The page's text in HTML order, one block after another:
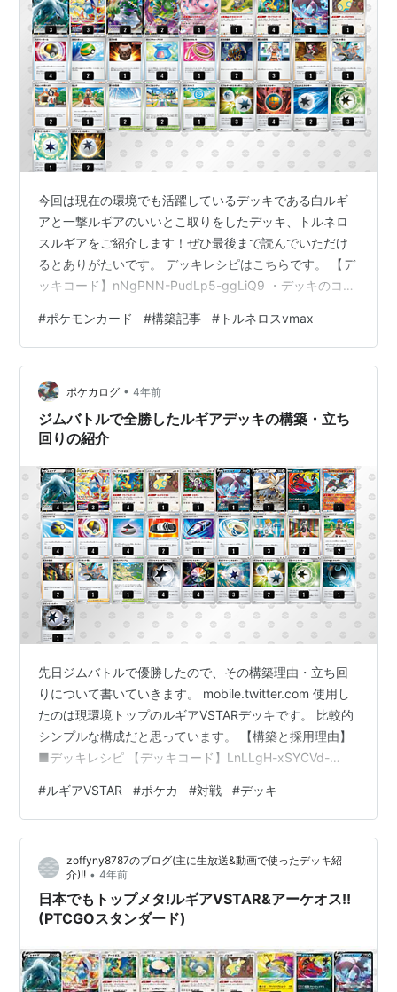
今回は現在の環境でも活躍しているデッキである白ルギ
アと一撃ルギアのいいとこ取りをしたデッキ、トルネロ
スルギアをご紹介します！ぜひ最後まで読んでいただけ
るとありがたいです。 デッキレシピはこちらです。 【デ
ッキコード】nNgPNN-PudLp5-ggLiQ9 ・デッキのコン
ー」を使ってアーケオスを2体トラッシュからベンチに出
し、特性「プライマルターボ」を使っていちげきエネル
ギーをトルネロスvmaxに加速して技「ダイフウジン」で
３００～３２０ダメージを出し、ダメージを受けたらチ
ェレンの気配りで手札に回収するというデッキです。 ・
カードの採…
#ポケモンカード #構築記事 # トルネロスvmax
ポケカログ • 4年前
ジムバトルで全勝したルギアデッキの構築・立ち
回りの紹介
先日ジムバトルで優勝したので、その構築理由・立ち回
りについて書いていきます。 mobile.twitter.com 使用し
たのは現環境トップのルギアVSTARデッキです。 比較的
シンプルな構成だと思っています。 【構築と採用理由】
■デッキレシピ 【デッキコード】LnLLgH-xSYCVd-
すが、一部の採用に悩んだカードについて採用理由を紹
介していきます。 ・かがやくリザードン 先日までかがや
く枠はサーナイトにしていたのですが、レジギガスなど
の非エクがまだまだいるので変えました。 アメイジング
ライコウを外したことによりオーロラエネルギーに…
#ルギアVSTAR #ポケカ #対戦 #デッキ
zoffyny8787のブログ(主に生放送&動画で使ったデッキ紹
介)!! • 4年前
日本でもトップメタ!ルギアVSTAR&アーケオス!!
(PTCGOスタンダード)